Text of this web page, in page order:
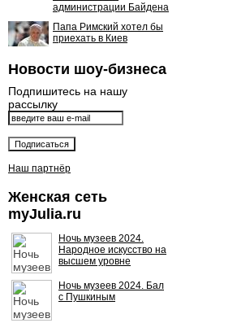
администрации Байдена
Папа Римский хотел бы
приехать в Киев
Новости шоу-бизнеса
Подпишитесь на нашу
рассылку
Наш партнёр
Женская сеть
myJulia.ru
Ночь музеев 2024.
Народное искусство на
высшем уровне
Ночь музеев 2024. Бал
с Пушкиным